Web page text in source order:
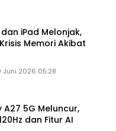
iPad Melonjak,
Memori Akibat
Juni 2026 05:28
A27 5G Meluncur,
dan Fitur AI